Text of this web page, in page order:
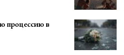
процессию в